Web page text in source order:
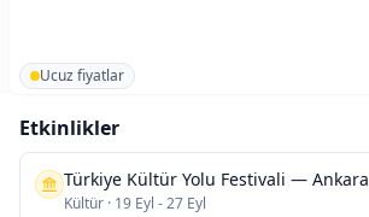
Ucuz fiyatlar
Etkinlikler
Türkiye Kültür Yolu Festivali — Ankara
Kültür · 19 Eyl - 27 Eyl